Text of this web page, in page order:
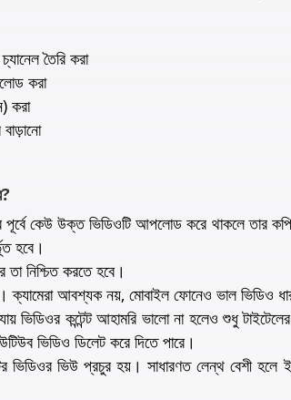
তৈরি করা
করা
করা
বাড়ানো
পূর্বে কেউ উক্ত ভিডিওটি আপলোড করে থাকলে তার
হবে।
তা নিশ্চিত করতে হবে।
ক্যামেরা আবশ্যক নয়, মোবাইল ফোনেও ভাল ভিডিও
ভিডিওর কন্টেন্ট আহামরি ভালো না হলেও শুধু
ভিডিও ডিলেট করে দিতে পারে।
ভিডিওর ভিউ প্রচুর হয়। সাধারণত লেন্থ বেশী